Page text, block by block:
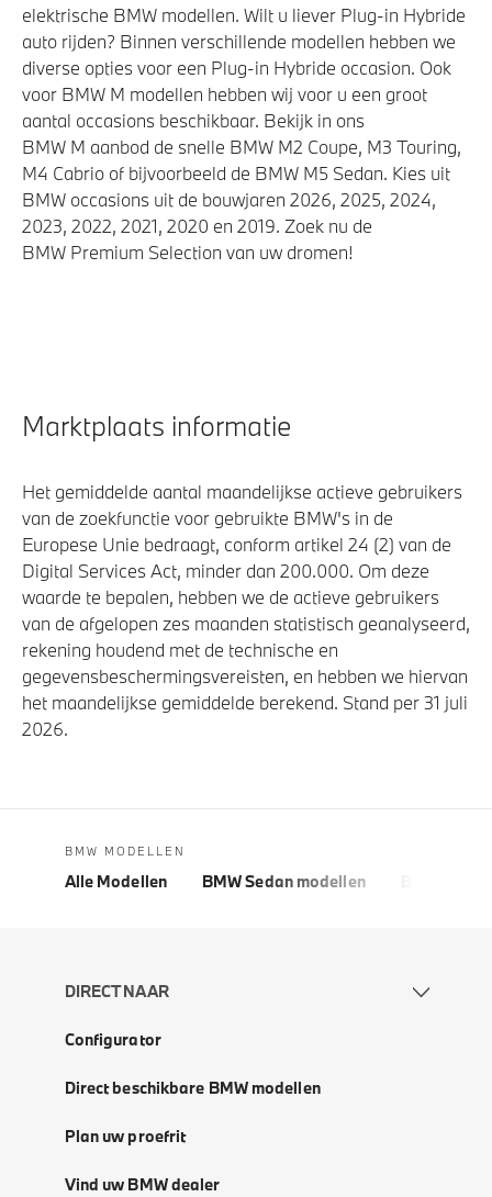
elektrische BMW modellen. Wilt u liever Plug-in Hybride
auto rijden? Binnen verschillende modellen hebben we
diverse opties voor een Plug-in Hybride occasion. Ook
voor BMW M modellen hebben wij voor u een groot
aantal occasions beschikbaar. Bekijk in ons
BMW M aanbod de snelle BMW M2 Coupe, M3 Touring,
M4 Cabrio of bijvoorbeeld de BMW M5 Sedan. Kies uit
BMW occasions uit de bouwjaren 2026, 2025, 2024,
2023, 2022, 2021, 2020 en 2019. Zoek nu de
BMW Premium Selection van uw dromen!
Marktplaats informatie
Het gemiddelde aantal maandelijkse actieve gebruikers
van de zoekfunctie voor gebruikte BMW's in de
Europese Unie bedraagt, conform artikel 24 (2) van de
Digital Services Act, minder dan 200.000. Om deze
waarde te bepalen, hebben we de actieve gebruikers
van de afgelopen zes maanden statistisch geanalyseerd,
rekening houdend met de technische en
gegevensbeschermingsvereisten, en hebben we hiervan
het maandelijkse gemiddelde berekend. Stand per 31 juli
2026.
BMW MODELLEN
Alle Modellen BMW Sedan modellen
DIRECT NAAR
Configurator
Direct beschikbare BMW modellen
Plan uw proefrit
Vind uw BMW dealer